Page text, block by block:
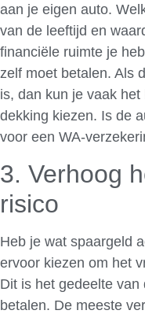
aan je eigen auto.
van de leeftijd en
financiële ruimte je
zelf moet betalen. Als
is, dan kun je vaak
dekking kiezen. Is de
voor een WA-
3. Verhoog
risico
Heb je wat spaargeld
ervoor kiezen om het
Dit is het gedeelte
betalen. De meeste